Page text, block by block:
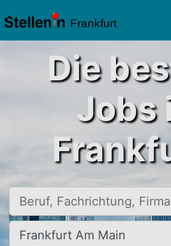
Frankfurt
Die
Jobs
Beruf, Fachrichtung, Firma
Ort, Stadt